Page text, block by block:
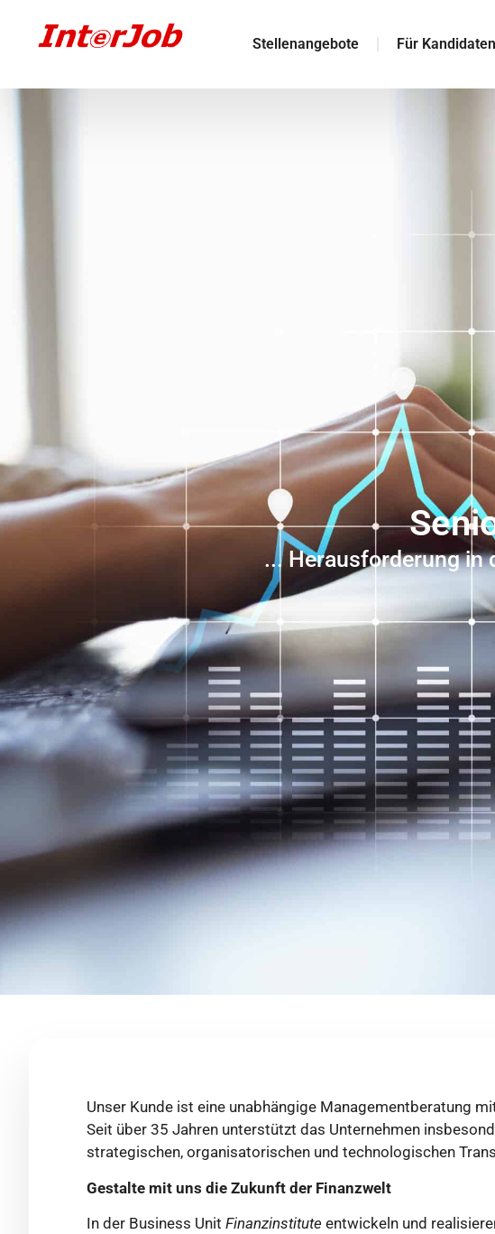
Stellenangebote Für Kandidaten
... Herausforderung in
Unser Kunde ist eine unabhängige Managementberatung
Seit über 35 Jahren unterstützt das Unternehmen
strategischen, organisatorischen und technologischen
Gestalte mit uns die Zukunft der Finanzwelt
In der Business Unit Finanzinstitute entwickeln und